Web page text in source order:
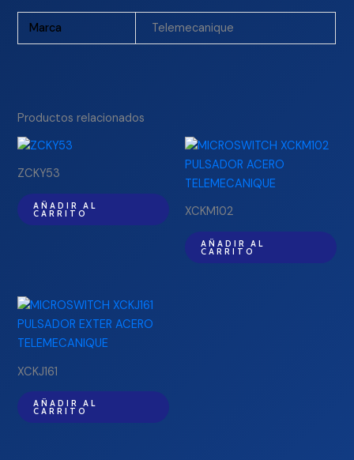
Marca Telemecanique
Productos relacionados
ZCKY53
AÑADIR AL
CARRITO XCKM102
AÑADIR AL
CARRITO
XCKJ161
AÑADIR AL
CARRITO